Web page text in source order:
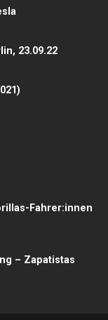
23.09.22
Fahrer:innen
– Zapatistas